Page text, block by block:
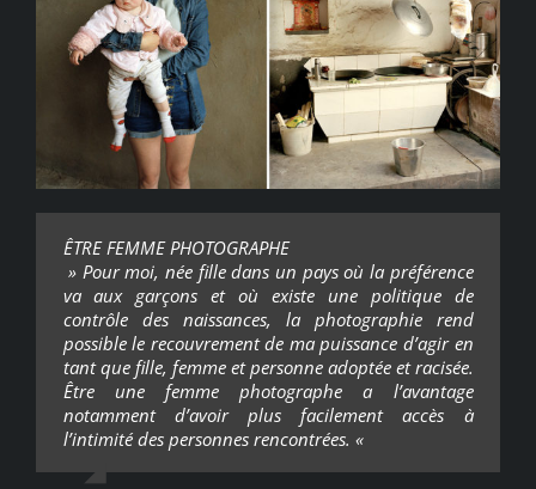
ÊTRE FEMME PHOTOGRAPHE
» Pour moi, née fille dans un pays où la préférence
va aux garçons et où existe une politique de
contrôle des naissances, la photographie rend
possible le recouvrement de ma puissance d’agir en
tant que fille, femme et personne adoptée et racisée.
Être une femme photographe a l’avantage
notamment d’avoir plus facilement accès à
l’intimité des personnes rencontrées. «